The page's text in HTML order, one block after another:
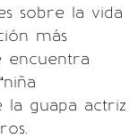
sobre la vida
más
encuentra
la guapa actriz